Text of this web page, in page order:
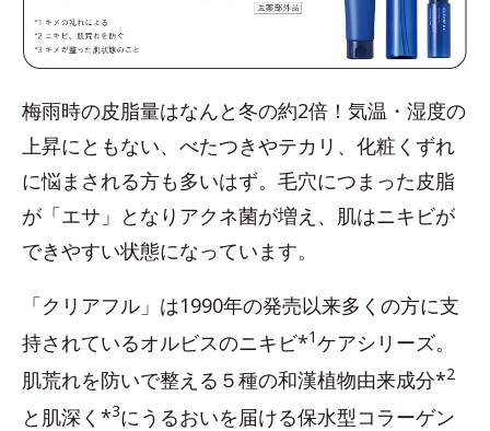
梅雨時の皮脂量はなんと冬の約2倍！気温・湿度の
上昇にともない、べたつきやテカリ、化粧くずれ
に悩まされる方も多いはず。毛穴につまった皮脂
が「エサ」となりアクネ菌が増え、肌はニキビが
できやすい状態になっています。
「クリアフル」は1990年の発売以来多くの方に支
持されているオルビスのニキビ*1ケアシリーズ。
肌荒れを防いで整える５種の和漢植物由来成分*2
と肌深く*3にうるおいを届ける保水型コラーゲン